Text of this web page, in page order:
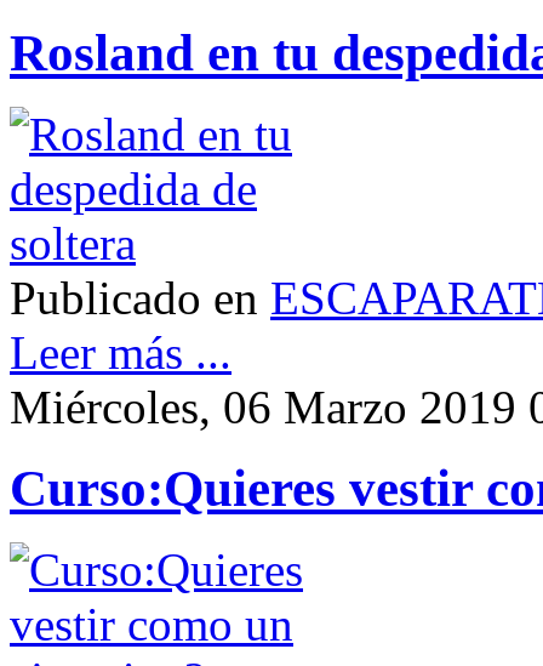
Rosland en tu
Publicado en
Leer más ...
Miércoles, 06 Marzo 2019
Curso:Quieres vestir